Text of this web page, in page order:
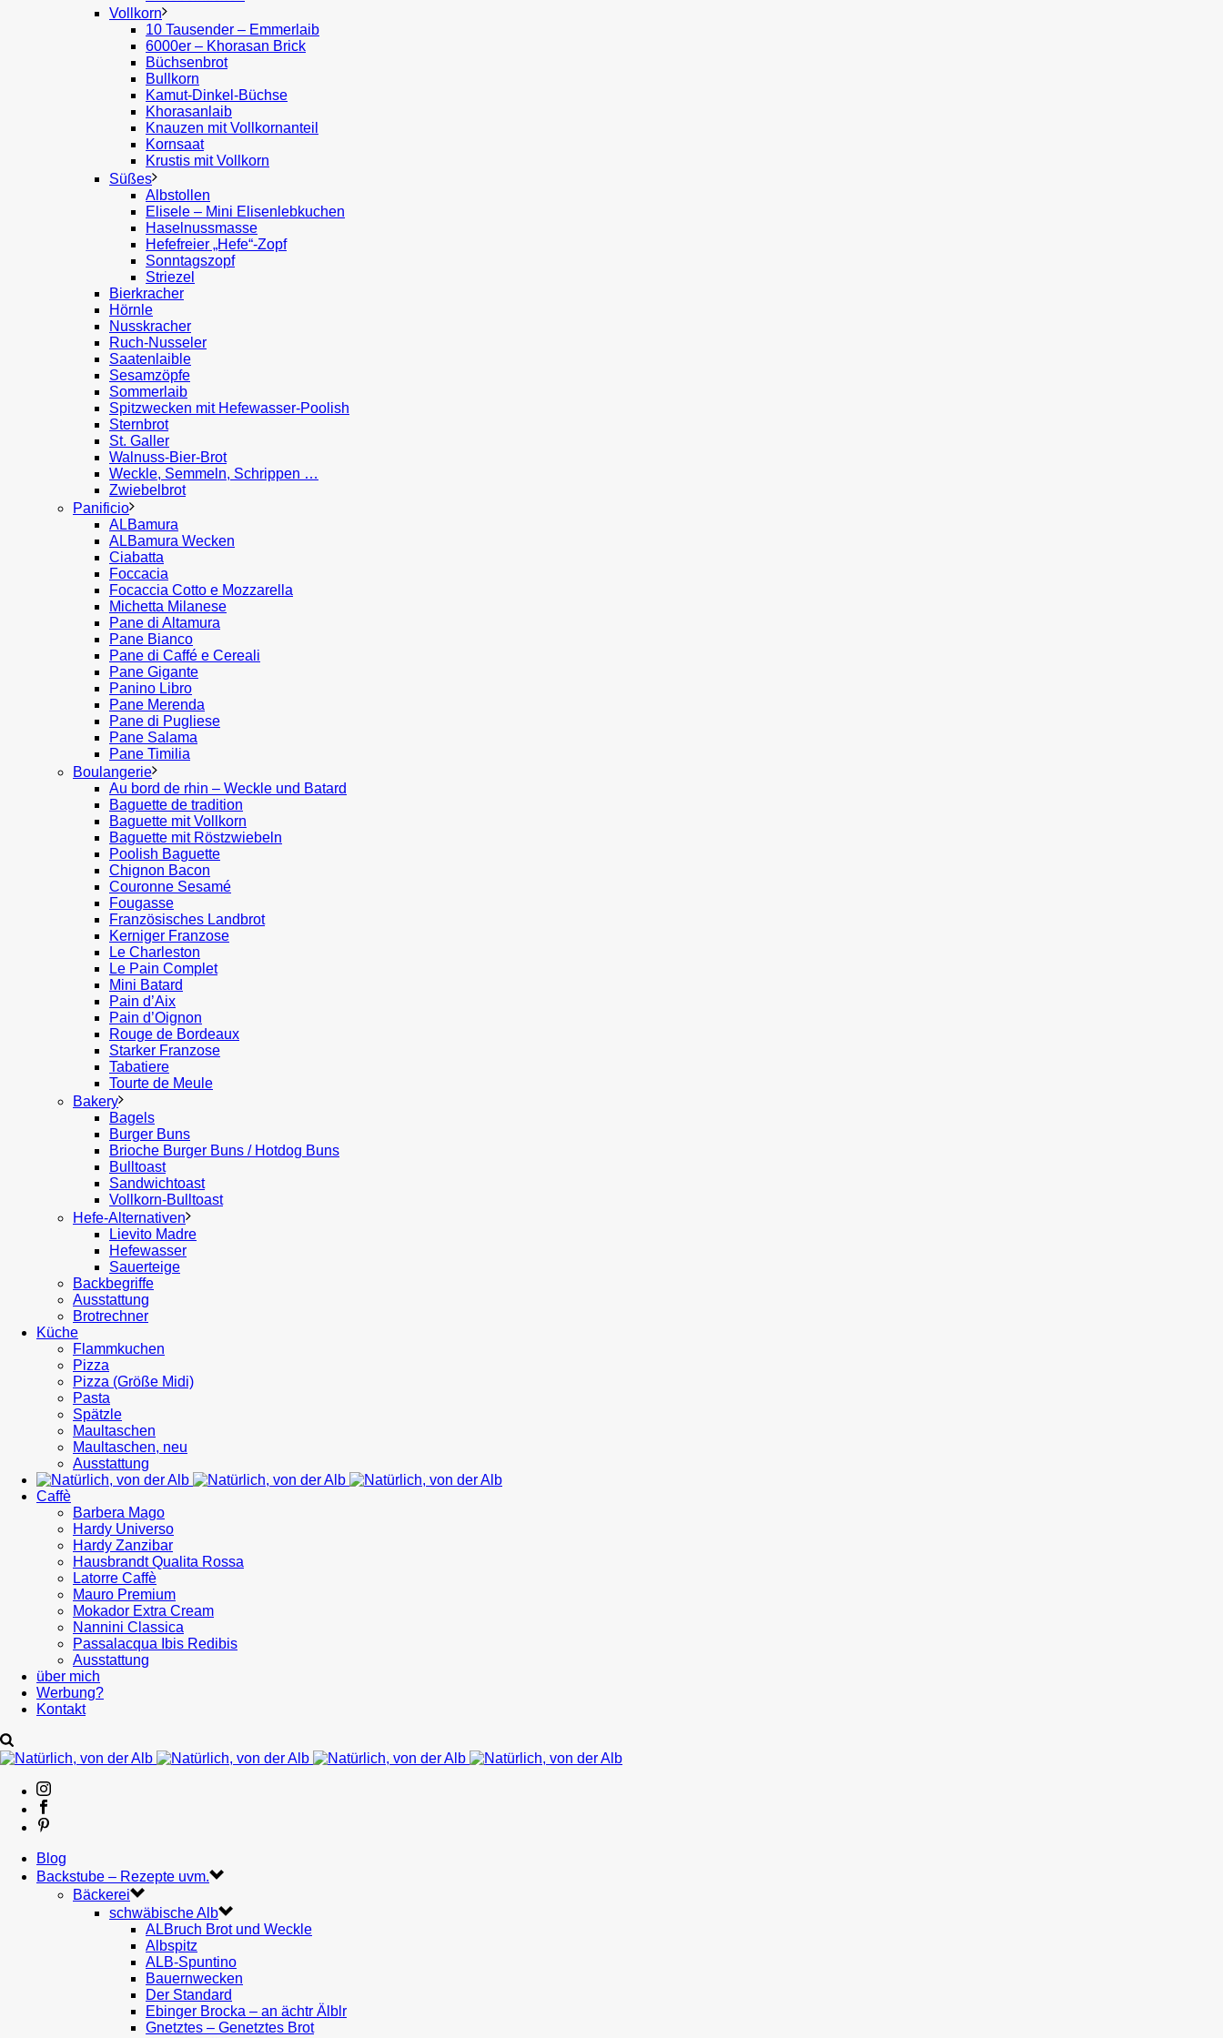
Vollkorn
10 Tausender – Emmerlaib
6000er – Khorasan Brick
Büchsenbrot
Bullkorn
Kamut-Dinkel-Büchse
Khorasanlaib
Knauzen mit Vollkornanteil
Kornsaat
Krustis mit Vollkorn
Süßes
Albstollen
Elisele – Mini Elisenlebkuchen
Haselnussmasse
Hefefreier „Hefe“-Zopf
Sonntagszopf
Striezel
Bierkracher
Hörnle
Nusskracher
Ruch-Nusseler
Saatenlaible
Sesamzöpfe
Sommerlaib
Spitzwecken mit Hefewasser-Poolish
Sternbrot
St. Galler
Walnuss-Bier-Brot
Weckle, Semmeln, Schrippen …
Zwiebelbrot
Panificio
ALBamura
ALBamura Wecken
Ciabatta
Foccacia
Focaccia Cotto e Mozzarella
Michetta Milanese
Pane di Altamura
Pane Bianco
Pane di Caffé e Cereali
Pane Gigante
Panino Libro
Pane Merenda
Pane di Pugliese
Pane Salama
Pane Timilia
Boulangerie
Au bord de rhin – Weckle und Batard
Baguette de tradition
Baguette mit Vollkorn
Baguette mit Röstzwiebeln
Poolish Baguette
Chignon Bacon
Couronne Sesamé
Fougasse
Französisches Landbrot
Kerniger Franzose
Le Charleston
Le Pain Complet
Mini Batard
Pain d’Aix
Pain d’Oignon
Rouge de Bordeaux
Starker Franzose
Tabatiere
Tourte de Meule
Bakery
Bagels
Burger Buns
Brioche Burger Buns / Hotdog Buns
Bulltoast
Sandwichtoast
Vollkorn-Bulltoast
Hefe-Alternativen
Lievito Madre
Hefewasser
Sauerteige
Backbegriffe
Ausstattung
Brotrechner
Küche
Flammkuchen
Pizza
Pizza (Größe Midi)
Pasta
Spätzle
Maultaschen
Maultaschen, neu
Ausstattung
Caffè
Barbera Mago
Hardy Universo
Hardy Zanzibar
Hausbrandt Qualita Rossa
Latorre Caffè
Mauro Premium
Mokador Extra Cream
Nannini Classica
Passalacqua Ibis Redibis
Ausstattung
über mich
Werbung?
Kontakt
Blog
Backstube – Rezepte uvm.
Bäckerei
schwäbische Alb
ALBruch Brot und Weckle
Albspitz
ALB-Spuntino
Bauernwecken
Der Standard
Ebinger Brocka – an ächtr Älblr
Gnetztes – Genetztes Brot